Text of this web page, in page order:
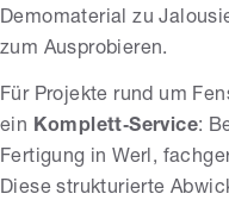
Demomaterial zu
zum Ausprobieren.
Für Projekte rund um
ein Komplett‑Service:
Fertigung in Werl,
Diese strukturierte